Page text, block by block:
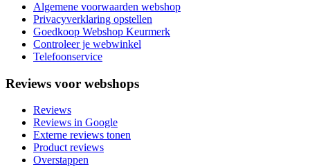
Algemene voorwaarden webshop
Privacyverklaring opstellen
Goedkoop Webshop Keurmerk
Controleer je webwinkel
Telefoonservice
Reviews voor webshops
Reviews
Reviews in Google
Externe reviews tonen
Product reviews
Overstappen